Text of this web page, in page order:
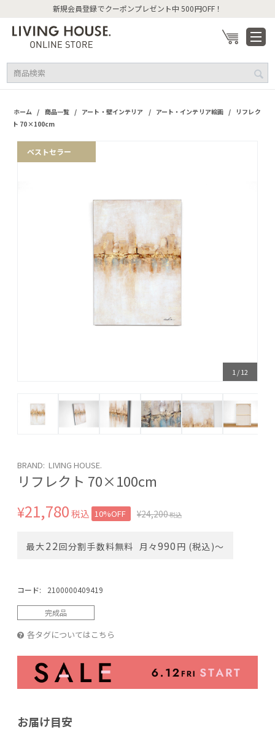
新規会員登録でクーポンプレゼント中 500円OFF！
ホーム / 商品一覧 / アート・壁インテリア / アート・インテリア絵画 /
リフレク
ト 70×100cm
ベストセラー
1 /12
BRAND: LIVING HOUSE.
リフレクト 70×100cm
¥21,780税込 10%OFF ¥24,200税込
最大22回分割手数料無料 月々990 円 (税込)〜
コード: 2100000409419
完成品
各タグについてはこちら
お届け目安